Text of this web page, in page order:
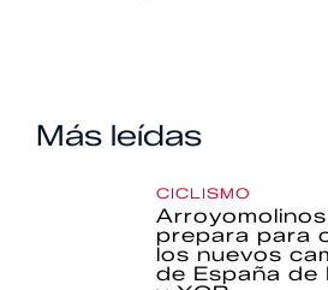
Más leídas
CICLISMO
prepara para
los nuevos
de España de